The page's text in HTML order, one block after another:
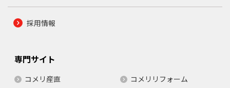
採用情報
専門サイト
コメリ産直 コメリリフォーム